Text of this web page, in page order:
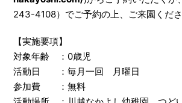
243-4108）でご予約の上、ご来園くださ
【実施要項】
対象年齢 ：0歳児
活動日 ：毎月一回 月曜日
参加費 ：無料